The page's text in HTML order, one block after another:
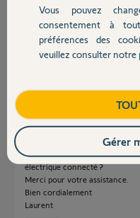
Devis avec un pro
Contact
Bonjour Laurent
Consulter la liste de compatibilité
Bonjour,
Merci pour votre retour,
Cette liste est très générique ,
électrique connecté ?
Merci pour votre assistance.
Bien cordialement
Laurent
Vous pouvez
consentement à
préférences des
veuillez consulter notre
Gérer